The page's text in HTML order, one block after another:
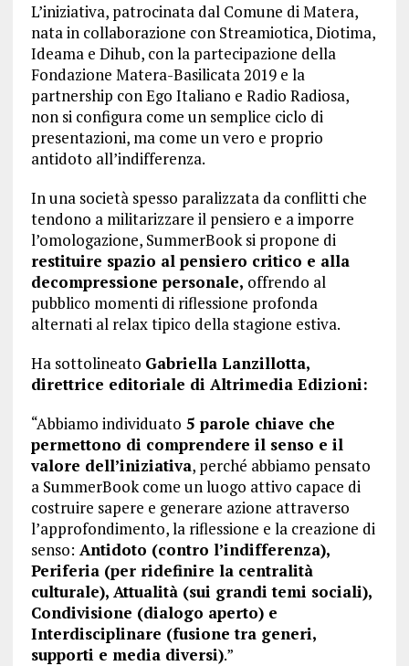
L’iniziativa, patrocinata dal Comune di Matera,
nata in collaborazione con Streamiotica, Diotima,
Ideama e Dihub, con la partecipazione della
Fondazione Matera-Basilicata 2019 e la
partnership con Ego Italiano e Radio Radiosa,
non si configura come un semplice ciclo di
presentazioni, ma come un vero e proprio
antidoto all’indifferenza.
In una società spesso paralizzata da conflitti che
tendono a militarizzare il pensiero e a imporre
l’omologazione, SummerBook si propone di
restituire spazio al pensiero critico e alla
decompressione personale, offrendo al
pubblico momenti di riflessione profonda
alternati al relax tipico della stagione estiva.
Ha sottolineato Gabriella Lanzillotta,
direttrice editoriale di Altrimedia Edizioni:
“Abbiamo individuato 5 parole chiave che
permettono di comprendere il senso e il
valore dell’iniziativa, perché abbiamo pensato
a SummerBook come un luogo attivo capace di
costruire sapere e generare azione attraverso
l’approfondimento, la riflessione e la creazione di
senso: Antidoto (contro l’indifferenza),
Periferia (per ridefinire la centralità
culturale), Attualità (sui grandi temi sociali),
Condivisione (dialogo aperto) e
Interdisciplinare (fusione tra generi,
supporti e media diversi).”